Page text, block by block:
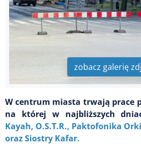
zobacz galerię
W centrum miasta trwają prace
na której w najbliższych
Kayah, O.S.T.R., Paktofonika
oraz Siostry Kafar.